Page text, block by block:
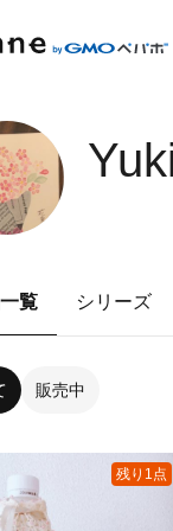
覧 シリーズ
販売中
残り1点